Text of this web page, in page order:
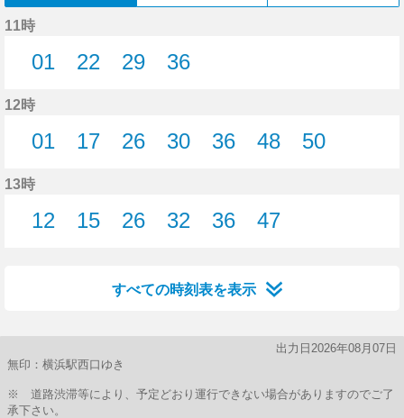
11時
01
22
29
36
12時
01
17
26
30
36
48
50
13時
12
15
26
32
36
47
すべての時刻表を表示
出力日2026年08月07日
無印：横浜駅西口ゆき
※ 道路渋滞等により、予定どおり運行できない場合がありますのでご了
承下さい。